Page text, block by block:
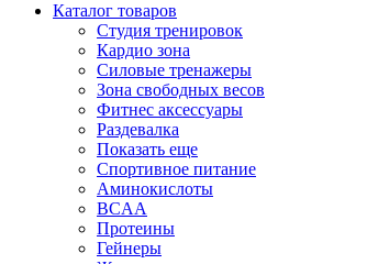
Каталог товаров
Студия тренировок
Кардио зона
Силовые тренажеры
Зона свободных весов
Фитнес аксессуары
Раздевалка
Показать еще
Спортивное питание
Аминокислоты
BCAA
Протеины
Гейнеры